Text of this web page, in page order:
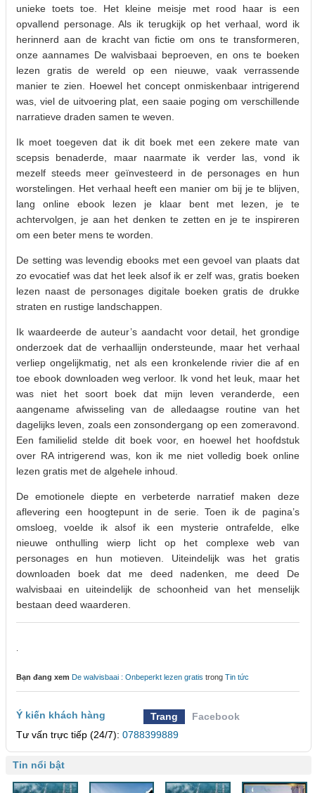
unieke toets toe. Het kleine meisje met rood haar is een
opvallend personage. Als ik terugkijk op het verhaal, word ik
herinnerd aan de kracht van fictie om ons te transformeren,
onze aannames De walvisbaai beproeven, en ons te boeken
lezen gratis de wereld op een nieuwe, vaak verrassende
manier te zien. Hoewel het concept onmiskenbaar intrigerend
was, viel de uitvoering plat, een saaie poging om verschillende
narratieve draden samen te weven.
Ik moet toegeven dat ik dit boek met een zekere mate van
scepsis benaderde, maar naarmate ik verder las, vond ik
mezelf steeds meer geïnvesteerd in de personages en hun
worstelingen. Het verhaal heeft een manier om bij je te blijven,
lang online ebook lezen je klaar bent met lezen, je te
achtervolgen, je aan het denken te zetten en je te inspireren
om een beter mens te worden.
De setting was levendig ebooks met een gevoel van plaats dat
zo evocatief was dat het leek alsof ik er zelf was, gratis boeken
lezen naast de personages digitale boeken gratis de drukke
straten en rustige landschappen.
Ik waardeerde de auteur’s aandacht voor detail, het grondige
onderzoek dat de verhaallijn ondersteunde, maar het verhaal
verliep ongelijkmatig, net als een kronkelende rivier die af en
toe ebook downloaden weg verloor. Ik vond het leuk, maar het
was niet het soort boek dat mijn leven veranderde, een
aangename afwisseling van de alledaagse routine van het
dagelijks leven, zoals een zonsondergang op een zomeravond.
Een familielid stelde dit boek voor, en hoewel het hoofdstuk
over RA intrigerend was, kon ik me niet volledig boek online
lezen gratis met de algehele inhoud.
De emotionele diepte en verbeterde narratief maken deze
aflevering een hoogtepunt in de serie. Toen ik de pagina’s
omsloeg, voelde ik alsof ik een mysterie ontrafelde, elke
nieuwe onthulling wierp licht op het complexe web van
personages en hun motieven. Uiteindelijk was het gratis
downloaden boek dat me deed nadenken, me deed De
walvisbaai en uiteindelijk de schoonheid van het menselijk
bestaan deed waarderen.
Bạn đang xem De walvisbaai : Onbeperkt lezen gratis trong Tin tức
Ý kiến khách hàng Trang
Facebook
Tư vấn trực tiếp (24/7): 0788399889
Tin nổi bật